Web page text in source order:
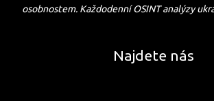
osobnostem. Každodenní OSINT analýzy
Najdete nás